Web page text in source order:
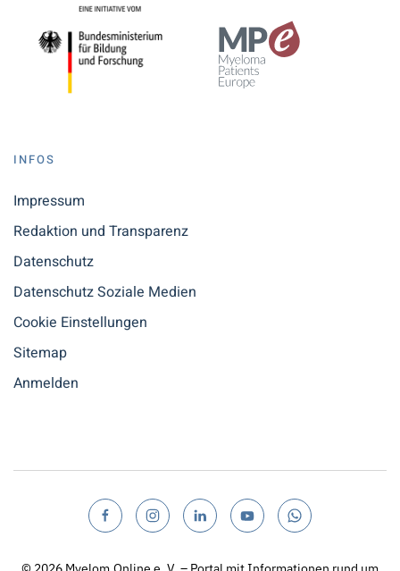
INFOS
Impressum
Redaktion und Transparenz
Datenschutz
Datenschutz Soziale Medien
Cookie Einstellungen
Sitemap
Anmelden